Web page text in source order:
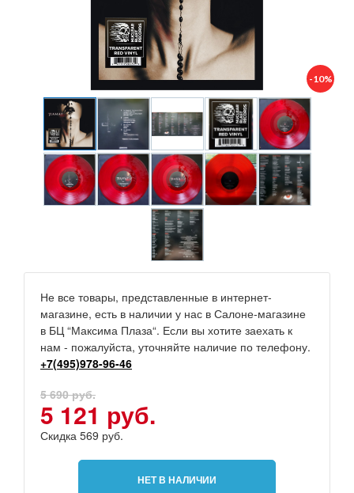
-10%
Не все товары, представленные в интернет-
магазине, есть в наличии у нас в Салоне-магазине
в БЦ “Максима Плаза“. Если вы хотите заехать к
нам - пожалуйста, уточняйте наличие по телефону.
+7(495)978-96-46
5 690 руб.
5 121 руб.
Скидка 569 руб.
НЕТ В НАЛИЧИИ